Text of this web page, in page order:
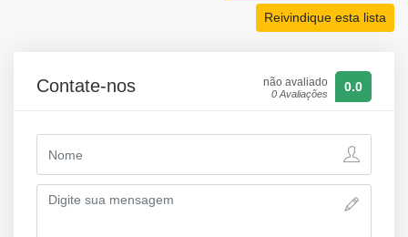
Reivindique esta lista
Contate-nos não avaliado
0 Avaliações 0.0